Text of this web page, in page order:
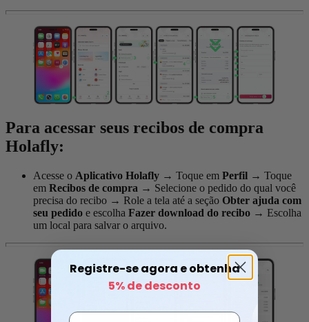
Para acessar seus recibos de compra
Holafly:
Acesse o Aplicativo Holafly → Toque em Perfil → Toque
em Recibos de compra → Selecione o pedido do qual você
precisa do recibo → Role a tela até a seção Obter ajuda com
seu pedido e escolha Fazer download do recibo → Escolha
um local para salvar o arquivo.
Registre-se agora e obtenha
5% de desconto